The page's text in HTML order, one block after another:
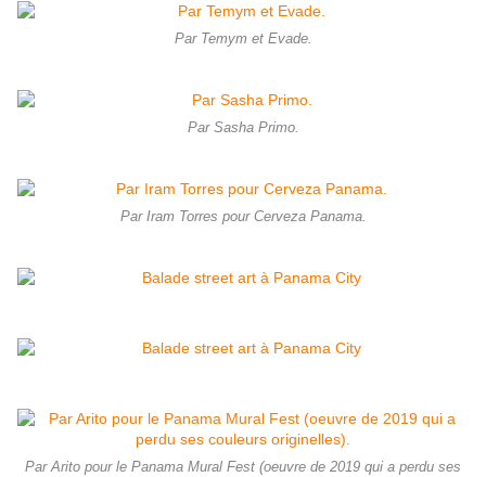
Par Temym et Evade.
Par Sasha Primo.
Par Iram Torres pour Cerveza Panama.
Par Arito pour le Panama Mural Fest (oeuvre de 2019 qui a perdu ses